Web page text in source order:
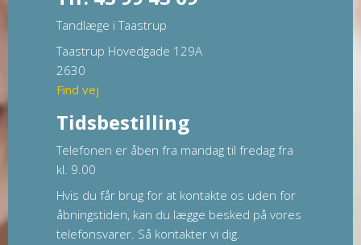
Tandlæge i Taastrup
Taastrup Hovedgade 129A
2630
Find vej
Tidsbestilling
Telefonen er åben fra mandag til fredag fra
kl. 9.00
Hvis du får brug for at kontakte os uden for
åbningstiden, kan du lægge besked på vores
telefonsvarer. Så kontakter vi dig.